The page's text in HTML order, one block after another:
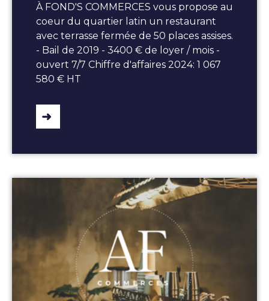
À FOND'S COMMERCES vous propose au
coeur du quartier latin un restaurant
avec terrasse fermée de 50 places assises.
- Bail de 2019 - 3400 € de loyer / mois -
ouvert 7/7 Chiffre d'affaires 2024: 1 067
580 € HT